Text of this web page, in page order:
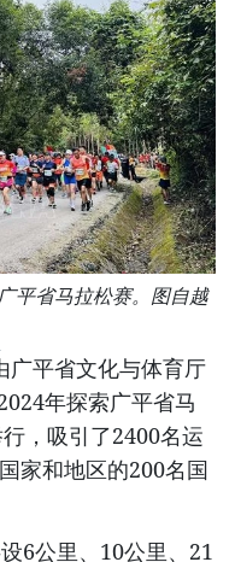
平省马拉松赛。图自越
平省文化与体育厅
年探索广平省马
，吸引了2400名运
家和地区的200名国
6公里、10公里、21